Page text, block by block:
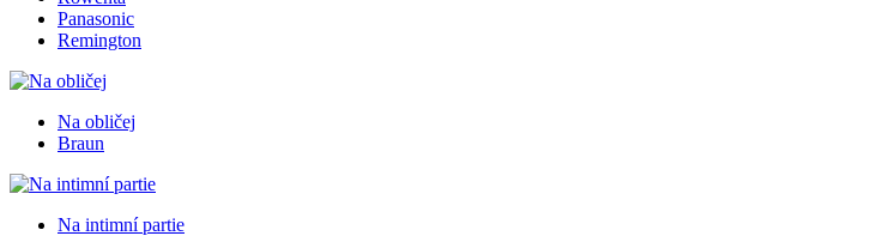
Panasonic
Remington
Na obličej
Braun
Na intimní partie